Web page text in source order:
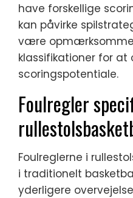
have forskellige
kan påvirke
være
klassifikationer for at
scoringspotentiale.
Foulregler
Foulreglerne i
i traditionelt
yderligere